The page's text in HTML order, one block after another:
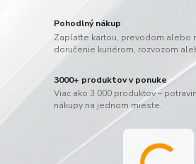
Pohodlný nákup
Zaplaťte kartou, prevodom alebo
doručenie kuriérom, rozvozom
3000+ produktov v ponuke
Viac ako 3 000 produktov –
nákupy na jednom mieste.